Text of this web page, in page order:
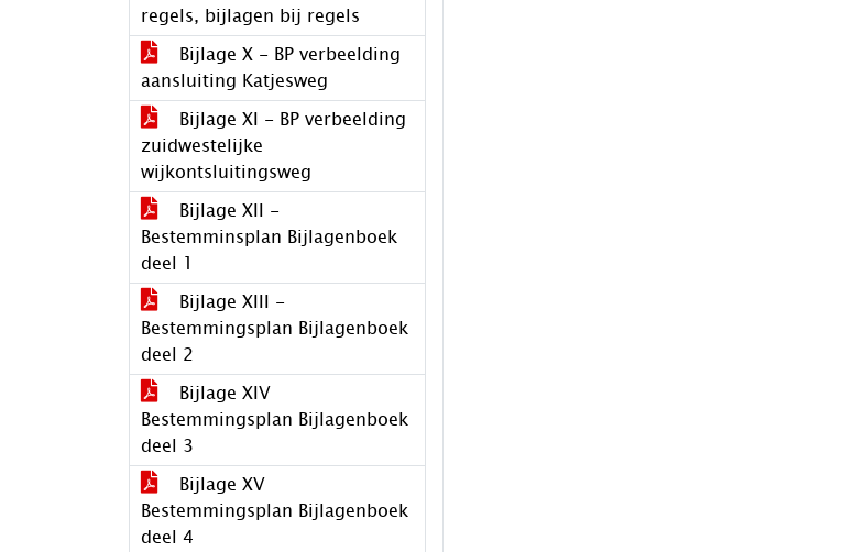
regels, bijlagen bij regels
Bijlage X - BP verbeelding
aansluiting Katjesweg
Bijlage XI - BP verbeelding
zuidwestelijke
wijkontsluitingsweg
Bijlage XII -
Bestemminsplan Bijlagenboek
deel 1
Bijlage XIII -
Bestemmingsplan Bijlagenboek
deel 2
Bijlage XIV
Bestemmingsplan Bijlagenboek
deel 3
Bijlage XV
Bestemmingsplan Bijlagenboek
deel 4